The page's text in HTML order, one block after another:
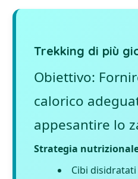
Trekking di più
Obiettivo:
calorico
appesantire lo
Strategia
Cibi